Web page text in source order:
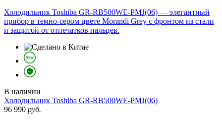
Холодильник Toshiba GR-RB500WE-PMJ(06) — элегантный
прибор в темно-сером цвете Morandi Grey с фронтом из стали
и защитой от отпечатков пальцев.
В наличии
Холодильник Toshiba GR-RB500WE-PMJ(06)
96 990 руб.